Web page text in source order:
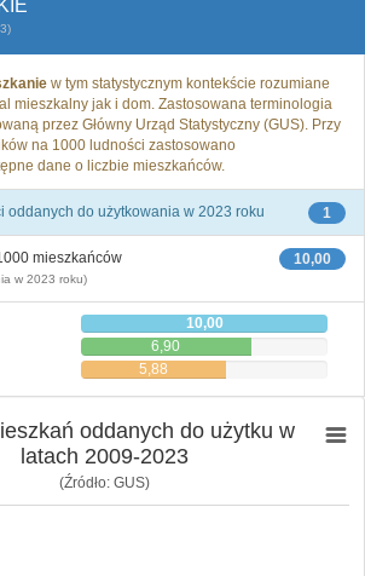
w tym statystycznym kontekście rozumiane
mieszkalny jak i dom. Zastosowana terminologia
przez Główny Urząd Statystyczny (GUS). Przy
na 1000 ludności zastosowano
dane o liczbie mieszkańców.
1
oddanych do użytkowania w 2023 roku
10,00
mieszkańców
w 2023 roku)
10,00
6,90
5,88
oddanych do użytku w
latach 2009-2023
(Źródło: GUS)